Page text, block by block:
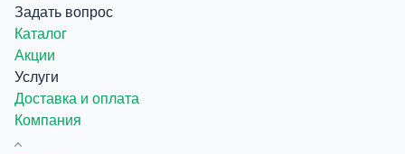
Задать вопрос
Каталог
Акции
Услуги
Доставка и оплата
Компания